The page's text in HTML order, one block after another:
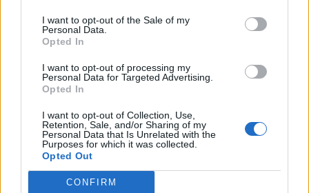
I want to opt-out of the Sale of my
Personal Data.
Opted In
I want to opt-out of processing my
Personal Data for Targeted Advertising.
Opted In
I want to opt-out of Collection, Use,
Retention, Sale, and/or Sharing of my
Personal Data that Is Unrelated with the
Purposes for which it was collected.
Opted Out
CONFIRM